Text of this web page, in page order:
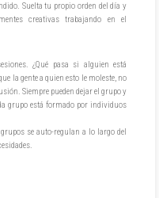
Suelta tu propio orden del día y
creativas trabajando en el
¿Qué pasa si alguien está
la gente a quien esto le moleste, no
Siempre pueden dejar el grupo y
grupo está formado por individuos
se auto-regulan a lo largo del